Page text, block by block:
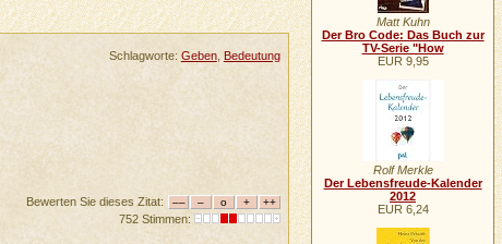
Schlagworte: Geben, Bedeutung
Bewerten Sie dieses Zitat:
752 Stimmen:
Matt Kuhn
Der Bro Code: Das Buch zur
TV-Serie "How
EUR 9,95
Rolf Merkle
Der Lebensfreude-Kalender
2012
EUR 6,24